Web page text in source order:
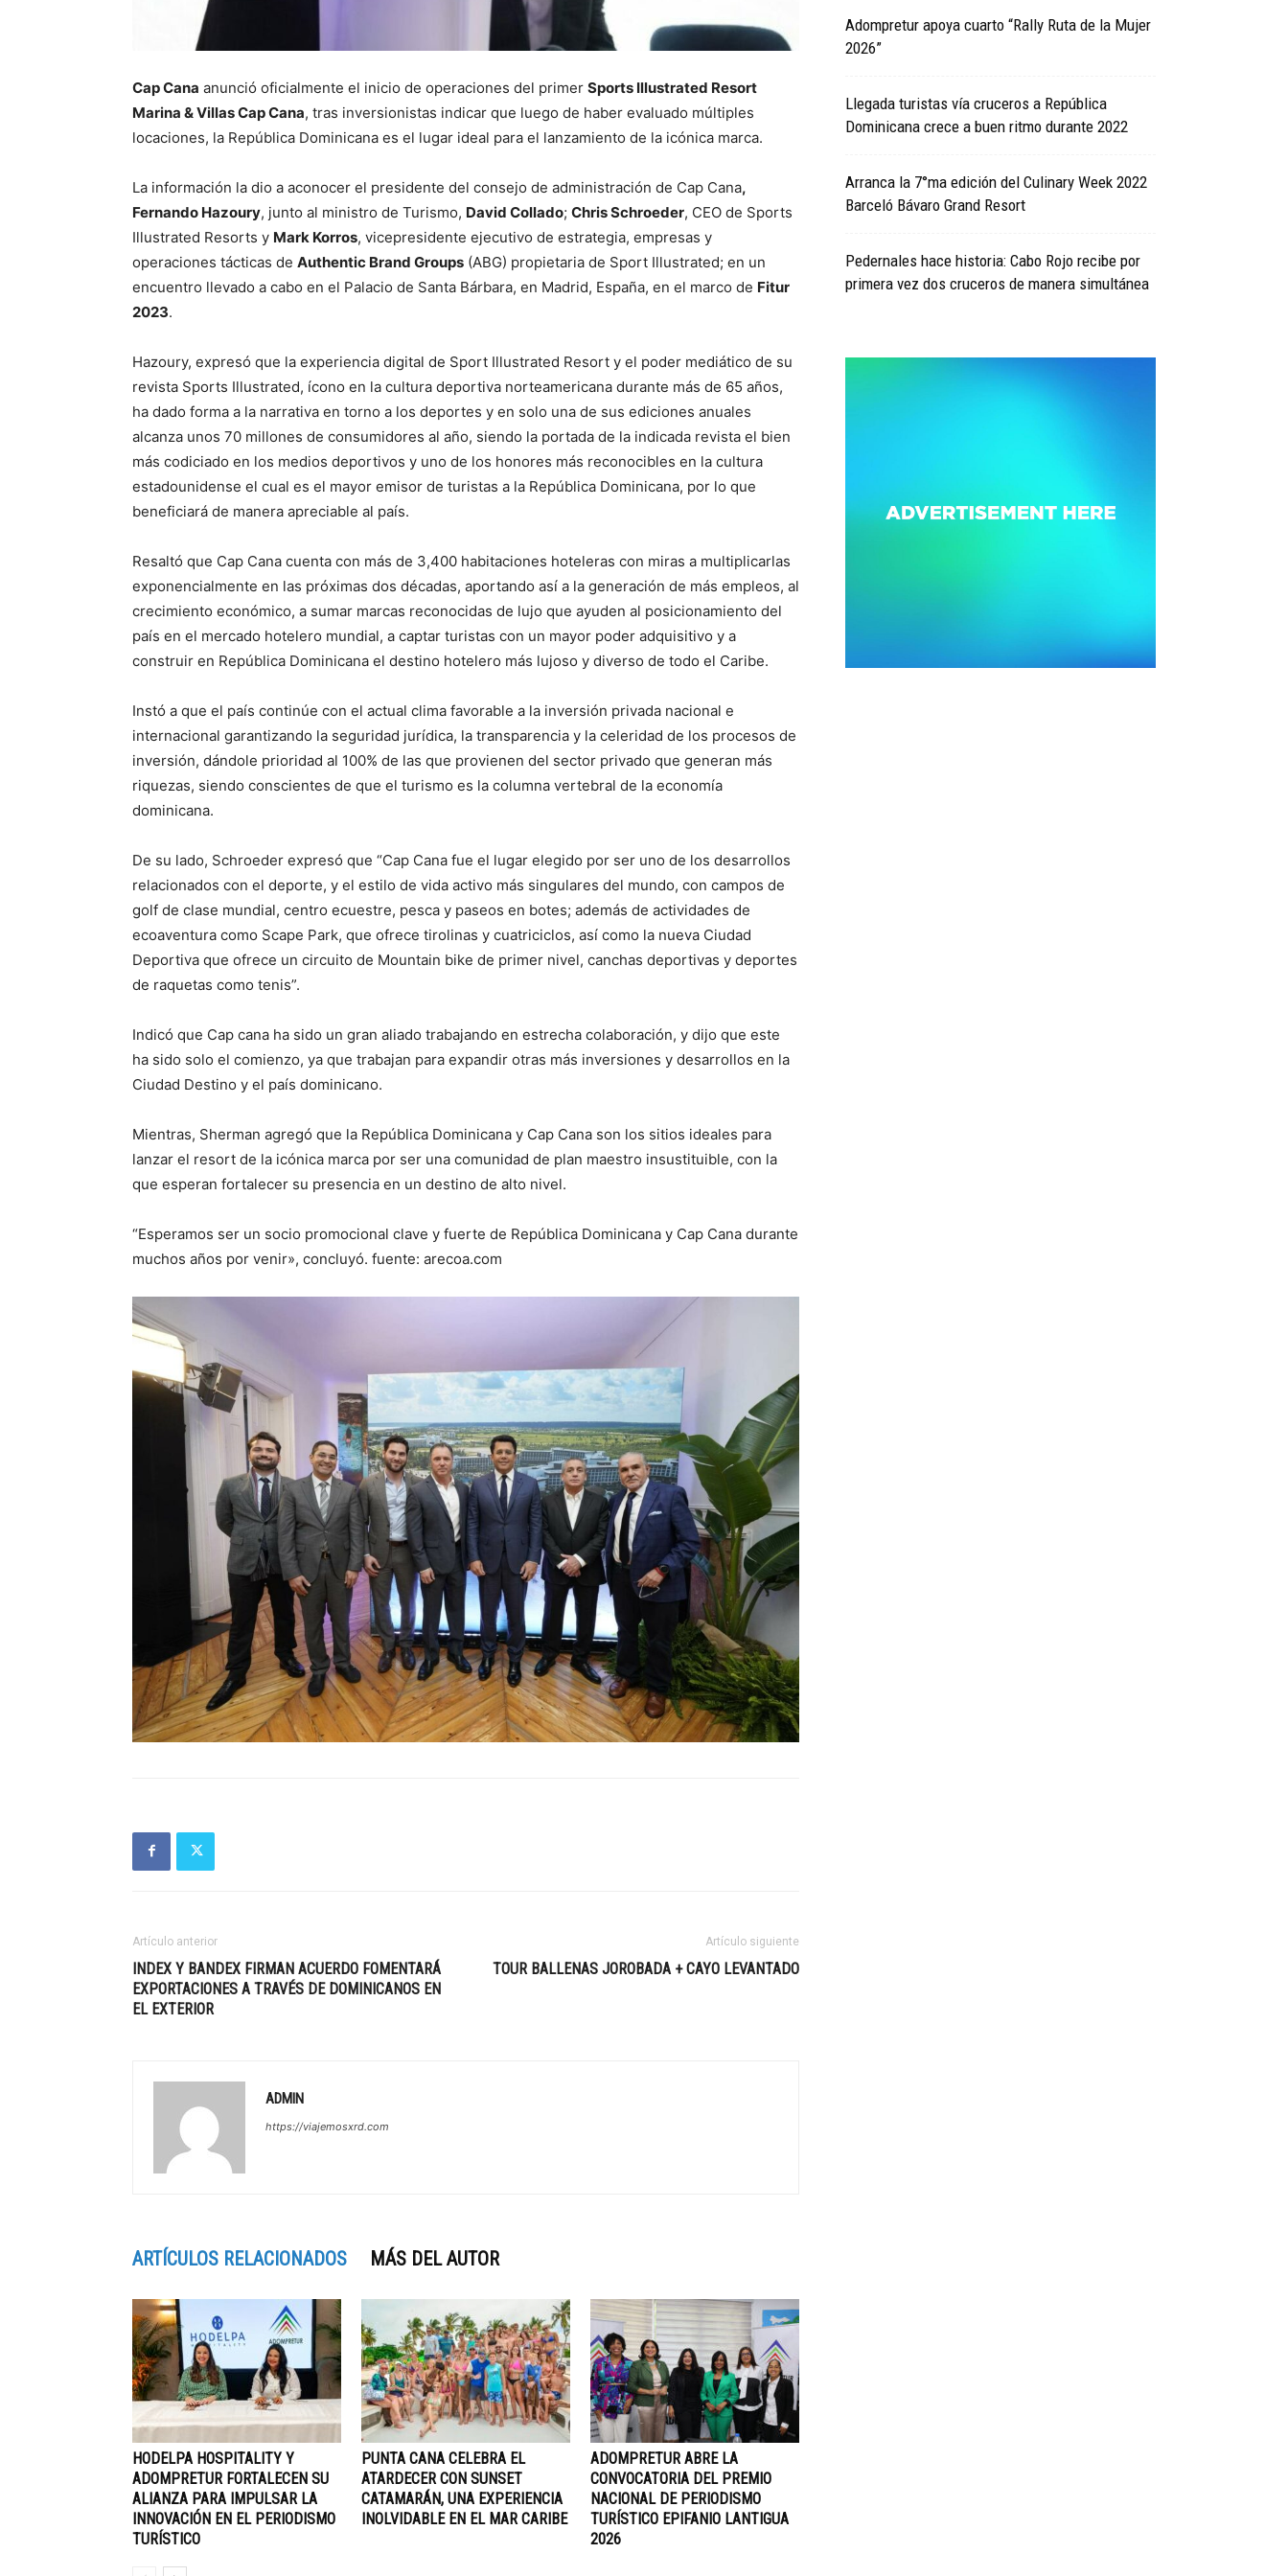
Cap Cana anunció oficialmente el inicio de operaciones del primer Sports Illustrated Resort
Marina & Villas Cap Cana, tras inversionistas indicar que luego de haber evaluado múltiples
locaciones, la República Dominicana es el lugar ideal para el lanzamiento de la icónica marca.
La información la dio a aconocer el presidente del consejo de administración de Cap Cana,
Fernando Hazoury, junto al ministro de Turismo, David Collado; Chris Schroeder, CEO de Sports
Illustrated Resorts y Mark Korros, vicepresidente ejecutivo de estrategia, empresas y
operaciones tácticas de Authentic Brand Groups (ABG) propietaria de Sport Illustrated; en un
encuentro llevado a cabo en el Palacio de Santa Bárbara, en Madrid, España, en el marco de Fitur
2023.
Hazoury, expresó que la experiencia digital de Sport Illustrated Resort y el poder mediático de su
revista Sports Illustrated, ícono en la cultura deportiva norteamericana durante más de 65 años,
ha dado forma a la narrativa en torno a los deportes y en solo una de sus ediciones anuales
alcanza unos 70 millones de consumidores al año, siendo la portada de la indicada revista el bien
más codiciado en los medios deportivos y uno de los honores más reconocibles en la cultura
estadounidense el cual es el mayor emisor de turistas a la República Dominicana, por lo que
beneficiará de manera apreciable al país.
Resaltó que Cap Cana cuenta con más de 3,400 habitaciones hoteleras con miras a multiplicarlas
exponencialmente en las próximas dos décadas, aportando así a la generación de más empleos, al
crecimiento económico, a sumar marcas reconocidas de lujo que ayuden al posicionamiento del
país en el mercado hotelero mundial, a captar turistas con un mayor poder adquisitivo y a
construir en República Dominicana el destino hotelero más lujoso y diverso de todo el Caribe.
Instó a que el país continúe con el actual clima favorable a la inversión privada nacional e
internacional garantizando la seguridad jurídica, la transparencia y la celeridad de los procesos de
inversión, dándole prioridad al 100% de las que provienen del sector privado que generan más
riquezas, siendo conscientes de que el turismo es la columna vertebral de la economía
dominicana.
De su lado, Schroeder expresó que “Cap Cana fue el lugar elegido por ser uno de los desarrollos
relacionados con el deporte, y el estilo de vida activo más singulares del mundo, con campos de
golf de clase mundial, centro ecuestre, pesca y paseos en botes; además de actividades de
ecoaventura como Scape Park, que ofrece tirolinas y cuatriciclos, así como la nueva Ciudad
Deportiva que ofrece un circuito de Mountain bike de primer nivel, canchas deportivas y deportes
de raquetas como tenis”.
Indicó que Cap cana ha sido un gran aliado trabajando en estrecha colaboración, y dijo que este
ha sido solo el comienzo, ya que trabajan para expandir otras más inversiones y desarrollos en la
Ciudad Destino y el país dominicano.
Mientras, Sherman agregó que la República Dominicana y Cap Cana son los sitios ideales para
lanzar el resort de la icónica marca por ser una comunidad de plan maestro insustituible, con la
que esperan fortalecer su presencia en un destino de alto nivel.
“Esperamos ser un socio promocional clave y fuerte de República Dominicana y Cap Cana durante
muchos años por venir», concluyó. fuente: arecoa.com
Artículo anterior
INDEX Y BANDEX FIRMAN ACUERDO FOMENTARÁ
EXPORTACIONES A TRAVÉS DE DOMINICANOS EN
EL EXTERIOR
Artículo siguiente
TOUR BALLENAS JOROBADA + CAYO LEVANTADO
ADMIN
https://viajemosxrd.com
ARTÍCULOS RELACIONADOS MÁS DEL AUTOR
HODELPA HOSPITALITY Y
ADOMPRETUR FORTALECEN SU
ALIANZA PARA IMPULSAR LA
INNOVACIÓN EN EL PERIODISMO
TURÍSTICO
PUNTA CANA CELEBRA EL
ATARDECER CON SUNSET
CATAMARÁN, UNA EXPERIENCIA
INOLVIDABLE EN EL MAR CARIBE
ADOMPRETUR ABRE LA
CONVOCATORIA DEL PREMIO
NACIONAL DE PERIODISMO
TURÍSTICO EPIFANIO LANTIGUA
2026
Adompretur apoya cuarto “Rally Ruta de la Mujer
2026”
Llegada turistas vía cruceros a República
Dominicana crece a buen ritmo durante 2022
Arranca la 7°ma edición del Culinary Week 2022
Barceló Bávaro Grand Resort
Pedernales hace historia: Cabo Rojo recibe por
primera vez dos cruceros de manera simultánea